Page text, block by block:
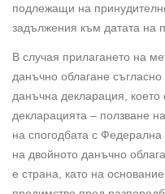
подлежащи на
задължения към датата на
В случая прилагането на
данъчно облагане
данъчна декларация,
декларацията – ползване
на спогодбата с
на двойното данъчно
е страна, като на